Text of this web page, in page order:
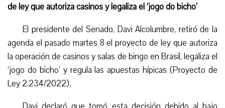
de ley que autoriza casinos y legaliza el ‘jogo do bicho’
El presidente del Senado, Davi Alcolumbre, retiró de la
agenda el pasado martes 8 el proyecto de ley que autoriza
la operación de casinos y salas de bingo en Brasil, legaliza el
‘jogo do bicho’ y regula las apuestas hípicas (Proyecto de
Ley 2.234/2022).